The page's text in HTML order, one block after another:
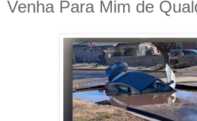
Venha Para Mim de